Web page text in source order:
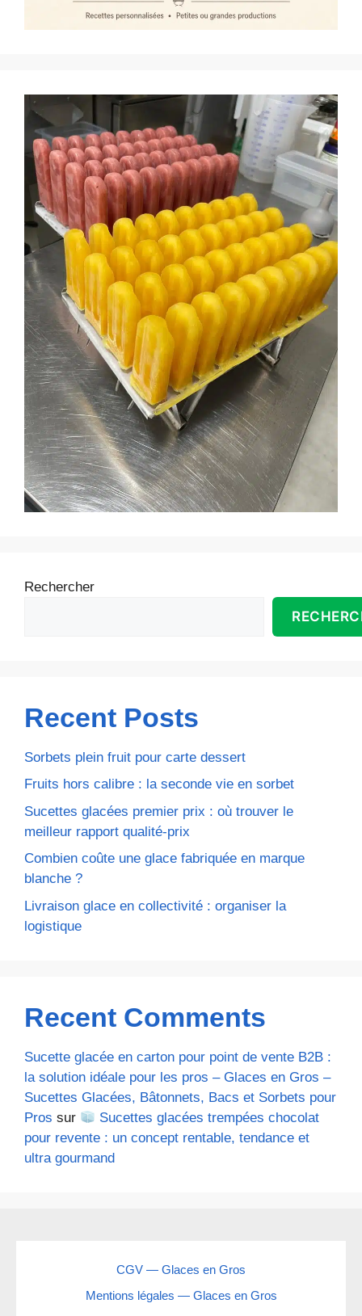
Rechercher
Recent Posts
Sorbets plein fruit pour carte dessert
Fruits hors calibre : la seconde vie en sorbet
Sucettes glacées premier prix : où trouver le
meilleur rapport qualité-prix
Combien coûte une glace fabriquée en marque
blanche ?
Livraison glace en collectivité : organiser la
logistique
Recent Comments
Sucette glacée en carton pour point de vente B2B :
la solution idéale pour les pros – Glaces en Gros –
Sucettes Glacées, Bâtonnets, Bacs et Sorbets pour
Pros sur
Sucettes glacées trempées chocolat
pour revente : un concept rentable, tendance et
ultra gourmand
CGV — Glaces en Gros
Mentions légales — Glaces en Gros